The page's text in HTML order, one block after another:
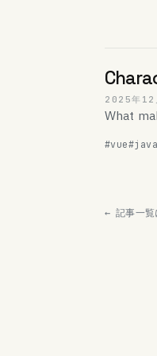
2025年12
What
#vue
← 記事一覧